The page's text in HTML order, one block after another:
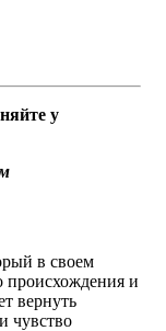
у
в своем
происхождения и
вернуть
чувство